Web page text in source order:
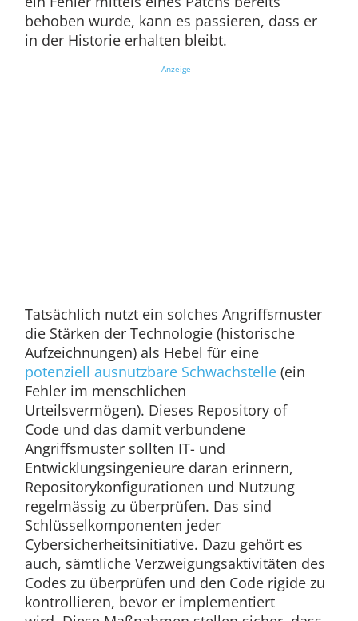
behoben wurde, kann es passieren, dass er
in der Historie erhalten bleibt.
Anzeige
Tatsächlich nutzt ein solches Angriffsmuster
die Stärken der Technologie (historische
Aufzeichnungen) als Hebel für eine
potenziell ausnutzbare Schwachstelle(ein
Fehler im menschlichen
Urteilsvermögen). Dieses Repository of
Code und das damit verbundene
Angriffsmuster sollten IT- und
Entwicklungsingenieure daran erinnern,
Repositorykonfigurationen und Nutzung
regelmässig zu überprüfen. Das sind
Schlüsselkomponenten jeder
Cybersicherheitsinitiative. Dazu gehört es
auch, sämtliche Verzweigungsaktivitäten des
Codes zu überprüfen und den Code rigide zu
kontrollieren, bevor er implementiert